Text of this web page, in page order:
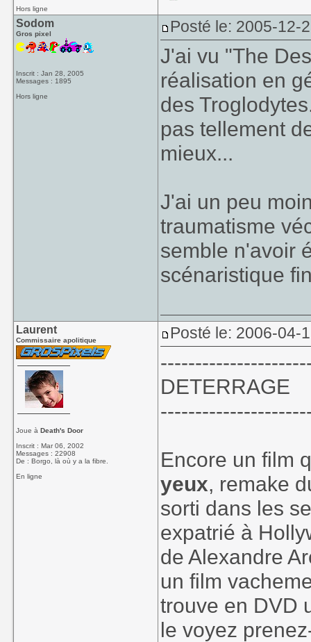
Hors ligne
Sodom
Gros pixel
Inscrit : Jan 28, 2005
Messages : 1895
Hors ligne
Posté le: 2005-12-
J'ai vu "The
réalisation en
des
pas tellement
mieux...
J'ai un peu
traumatisme
semble n'avoir
scénaristique
Laurent
Commissaire apolitique
Joue àDeath's Door
Inscrit : Mar 06, 2002
Messages : 22908
De : Borgo, là où y a la fibre.
En ligne
Posté le: 2006-04-
DETERRAGE
Encore un film
yeux, remake
sorti dans les
expatrié à
de Alexandre
un film
trouve en DVD
le voyez